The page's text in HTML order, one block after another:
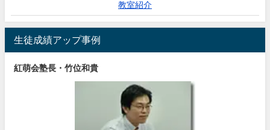
教室紹介
生徒成績アップ事例
紅萌会塾長・竹位和貴